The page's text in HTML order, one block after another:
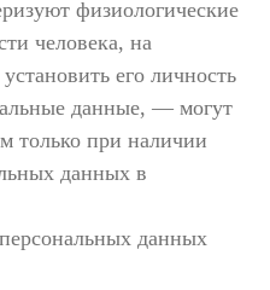
физиологические
человека, на
его личность
данные, — могут
только при наличии
данных в
данных